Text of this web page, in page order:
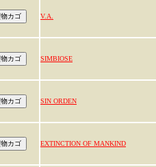
V.A.
SIMBIOSE
SIN ORDEN
EXTINCTION OF MANKIND